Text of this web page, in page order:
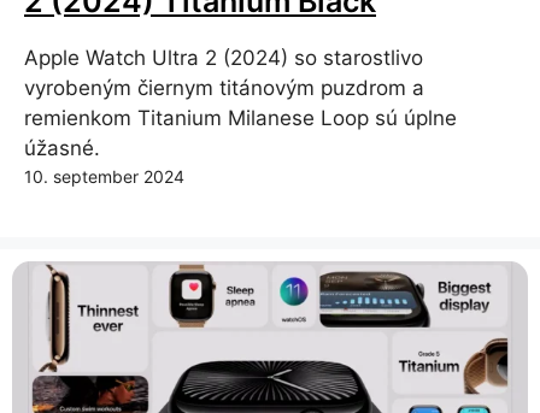
Apple Watch Ultra 2 (2024) so ​​starostlivo
vyrobeným čiernym titánovým puzdrom a
remienkom Titanium Milanese Loop sú úplne
úžasné.
10. september 2024